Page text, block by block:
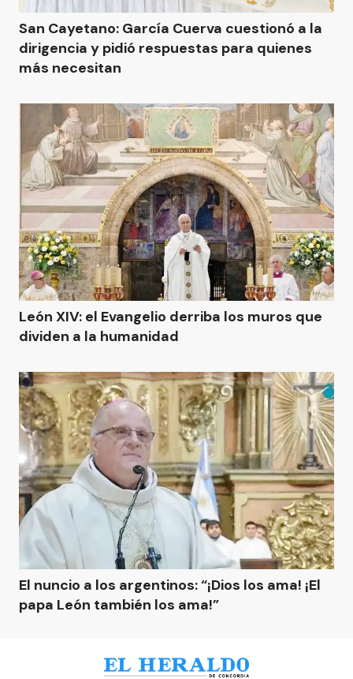
San Cayetano: García Cuerva cuestionó a la
dirigencia y pidió respuestas para quienes
más necesitan
León XIV: el Evangelio derriba los muros que
dividen a la humanidad
El nuncio a los argentinos: “¡Dios los ama! ¡El
papa León también los ama!”